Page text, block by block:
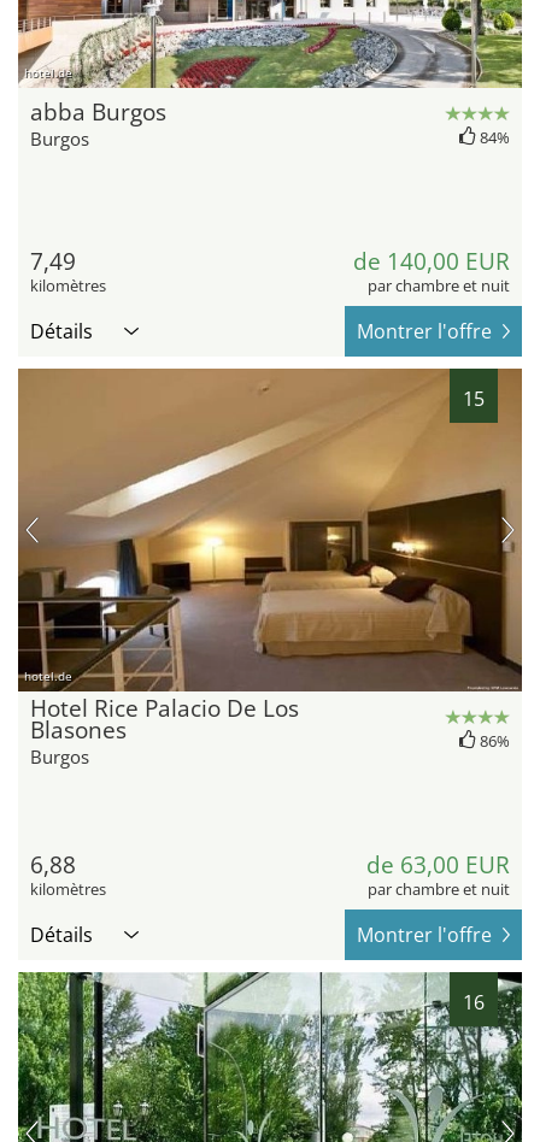
hotel.de
abba Burgos
Burgos 84%
7,49
kilomètres
de 140,00 EUR
par chambre et nuit
Détails Montrer l'offre
15
hotel.de
Hotel Rice Palacio De Los
Blasones
Burgos
86%
6,88
kilomètres
de 63,00 EUR
par chambre et nuit
Détails Montrer l'offre
16